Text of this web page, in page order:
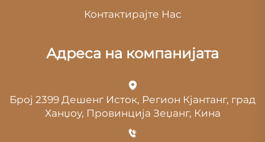
Контактирајте Нас
Адреса на компанијата
Број 2399 Дешенг Исток, Регион Кјантанг, град
Ханџоу, Провинција Зеџанг, Кина